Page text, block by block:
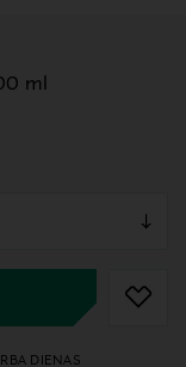
ml
DIENAS